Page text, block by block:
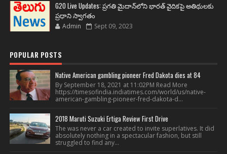
G20 Live Updates: ప్రగతి మైదాన్‌లోని భారత్ వైదికపై అతిథులకు
ప్రధాని స్వాగతం
Admin Sept 09, 2023
POPULAR POSTS
Native American gambling pioneer Fred Dakota dies at 84
By September 18, 2021 at 11:02PM Read More
https://timesofindia.indiatimes.com/world/us/native-
american-gambling-pioneer-fred-dakota-d...
2018 Maruti Suzuki Ertiga Review First Drive
The was never a car created to invite superlatives. It did
absolutely nothing in a spectacular fashion, but still
struggled to find any...